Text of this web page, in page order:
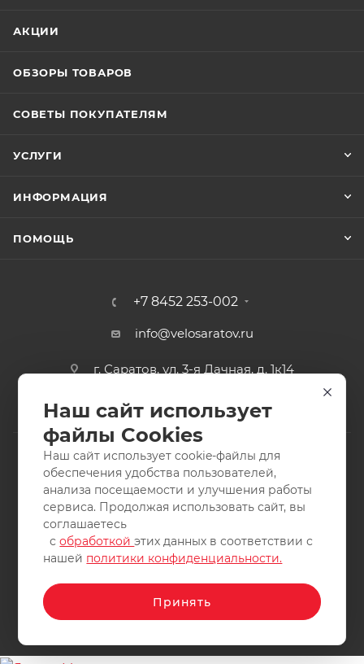
АКЦИИ
ОБЗОРЫ ТОВАРОВ
СОВЕТЫ ПОКУПАТЕЛЯМ
УСЛУГИ
ИНФОРМАЦИЯ
ПОМОЩЬ
+7 8452 253-002
info@velosaratov.ru
г. Саратов, ул. 3-я Дачная, д. 1к14
2011-2026 © интернет-магазин спортивных товаров
ВелоСаратов. Не является публичной офертой. Все права
защищены. Заимствование материалов и фотографий
запрещено.
Наш сайт использует
файлы Cookies
Наш сайт использует cookie-файлы для
обеспечения удобства пользователей,
анализа посещаемости и улучшения работы
сервиса. Продолжая использовать сайт, вы
соглашаетесь
собработкойэтих данных в соответствии с
нашей политики конфиденциальности.
Принять